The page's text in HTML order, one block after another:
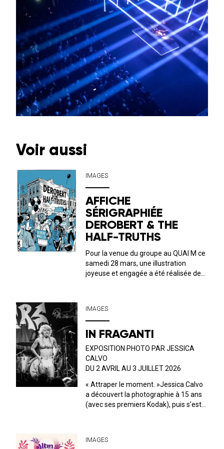
Voir aussi
IMAGES
AFFICHE
SÉRIGRAPHIÉE
DEROBERT & THE
HALF-TRUTHS
Pour la venue du groupe au QUAI M ce
samedi 28 mars, une illustration
joyeuse et engagée a été réalisée de
d’une folle soirée soul&nb...
IMAGES
IN FRAGANTI
EXPOSITION PHOTO PAR JESSICA
CALVO
DU 2 AVRIL AU 3 JUILLET 2026
« Attraper le moment. »Jessica Calvo
a découvert la photographie à 15 ans
(avec ses premiers Kodak), puis s’est
cesse d’exercer son œil et son a...
IMAGES